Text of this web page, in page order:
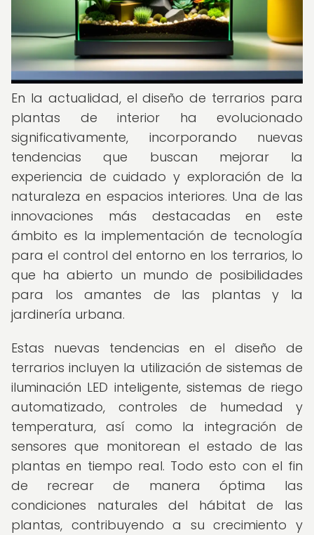
En la actualidad, el diseño de terrarios para
plantas de interior ha evolucionado
significativamente, incorporando nuevas
tendencias que buscan mejorar la
experiencia de cuidado y exploración de la
naturaleza en espacios interiores. Una de las
innovaciones más destacadas en este
ámbito es la implementación de tecnología
para el control del entorno en los terrarios, lo
que ha abierto un mundo de posibilidades
para los amantes de las plantas y la
jardinería urbana.
Estas nuevas tendencias en el diseño de
terrarios incluyen la utilización de sistemas de
iluminación LED inteligente, sistemas de riego
automatizado, controles de humedad y
temperatura, así como la integración de
sensores que monitorean el estado de las
plantas en tiempo real. Todo esto con el fin
de recrear de manera óptima las
condiciones naturales del hábitat de las
plantas, contribuyendo a su crecimiento y